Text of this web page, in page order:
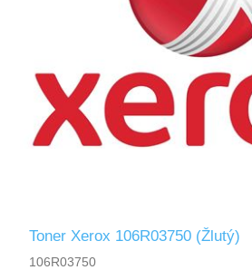
Toner Xerox 106R03750 (Žlutý)
106R03750